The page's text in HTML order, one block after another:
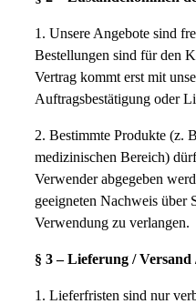
1. Unsere Angebote sind
Bestellungen sind für den
Vertrag kommt erst mit
Auftragsbestätigung oder
2. Bestimmte Produkte (z.
medizinischen Bereich)
Verwender abgegeben
geeigneten Nachweis über
Verwendung zu verlangen.
§ 3 – Lieferung /
1. Lieferfristen sind nur